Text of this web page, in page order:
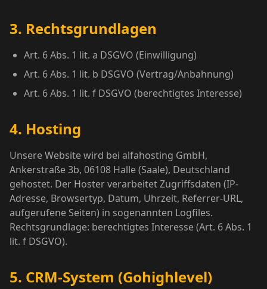
3. Rechtsgrundlagen
Art. 6 Abs. 1 lit. a DSGVO (Einwilligung)
Art. 6 Abs. 1 lit. b DSGVO (Vertrag/Anbahnung)
Art. 6 Abs. 1 lit. f DSGVO (berechtigtes Interesse)
4. Hosting
Unsere Website wird bei alfahosting GmbH,
Ankerstraße 3b, 06108 Halle (Saale), Deutschland
gehostet. Der Hoster verarbeitet Zugriffsdaten (IP-
Adresse, Browsertyp, Datum, Uhrzeit, Referrer-URL,
aufgerufene Seiten) in sogenannten Logfiles.
Rechtsgrundlage: berechtigtes Interesse (Art. 6 Abs. 1
lit. f DSGVO).
5. CRM-System (Gohighlevel)